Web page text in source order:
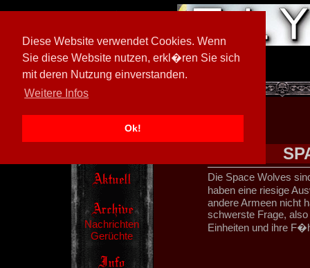
Diese Website verwendet Cookies. Wenn
Sie diese Website nutzen, erkl�ren Sie sich
mit deren Nutzung einverstanden.
Weitere Infos
Ok!
[ 605026/M3]
Nachrichten
Gerüchte
Die Space Wolves
haben eine riesige
andere Armeen nicht
schwerste Frage,
Einheiten und ihre